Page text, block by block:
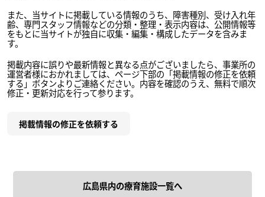
また、当サイトに掲載している情報のうち、障害種別、受け入れ年
齢、専門スタッフ情報などの分類・整理・表示内容は、公開情報等
をもとに当サイトが独自に収集・編集・構成したデータを含みま
す。
掲載内容に誤りや最新情報と異なる点がございましたら、事業所の
運営者様におかれましては、ページ下部の「掲載情報の修正を依頼
する」ボタンよりご連絡ください。内容を確認のうえ、無料で順次
修正・更新対応を行って参ります。
掲載情報の修正を依頼する
広島県内の療育施設一覧へ